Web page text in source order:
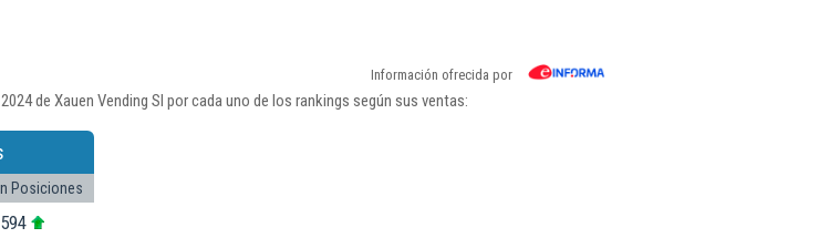
Información ofrecida por
de Xauen Vending Sl por cada uno de los rankings según sus ventas:
Posiciones